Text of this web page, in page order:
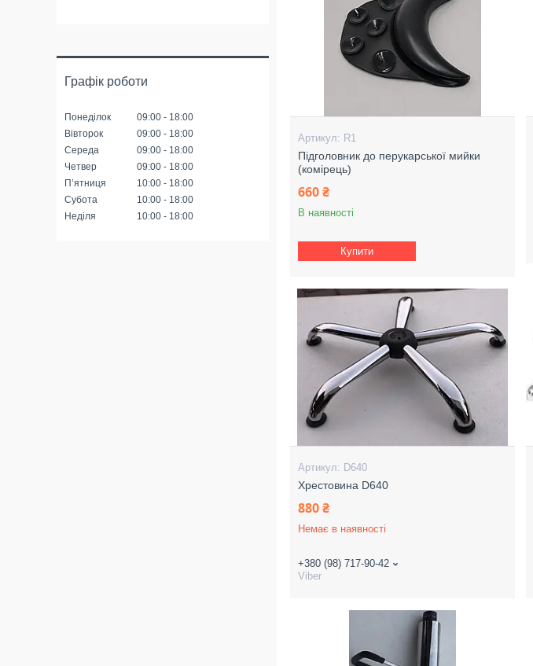
R1
Підголовник до перукарської мийки
(комірець)
660 ₴
В наявності
Купити
D640
Хрестовина D640
880 ₴
Немає в наявності
+380 (98) 717-90-42
Viber
Графік роботи
Понеділок 09:00
18:00
Вівторок
09:00
18:00
Середа
09:00
18:00
Четвер
09:00
18:00
Пʼятниця
10:00
18:00
Субота
10:00
18:00
Неділя
10:00 18:00